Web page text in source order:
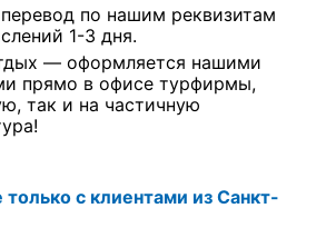
по нашим реквизитам
1-3 дня.
— оформляется нашими
прямо в офисе турфирмы,
так и на частичную
с клиентами из Санкт-